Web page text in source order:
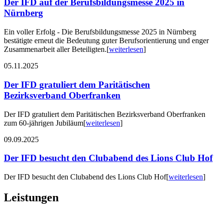
Der IFD auf der Berufsbildungsmesse 2025 in
Nürnberg
Ein voller Erfolg - Die Berufsbildungsmesse 2025 in Nürnberg
bestätigte erneut die Bedeutung guter Berufsorientierung und enger
Zusammenarbeit aller Beteiligten.[weiterlesen]
05.11.2025
Der IFD gratuliert dem Paritätischen
Bezirksverband Oberfranken
Der IFD gratuliert dem Paritätischen Bezirksverband Oberfranken
zum 60-jährigen Jubiläum[weiterlesen]
09.09.2025
Der IFD besucht den Clubabend des Lions Club Hof
Der IFD besucht den Clubabend des Lions Club Hof[weiterlesen]
Leistungen